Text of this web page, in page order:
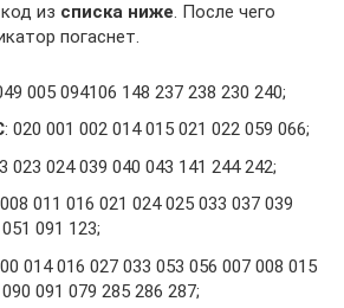
из списка ниже. После чего
погаснет.
005 094106 148 237 238 230 240;
: 020 001 002 014 015 021 022 059 066;
023 024 039 040 043 141 244 242;
011 016 021 024 025 033 037 039
091 123;
014 016 027 033 053 056 007 008 015
091 079 285 286 287;